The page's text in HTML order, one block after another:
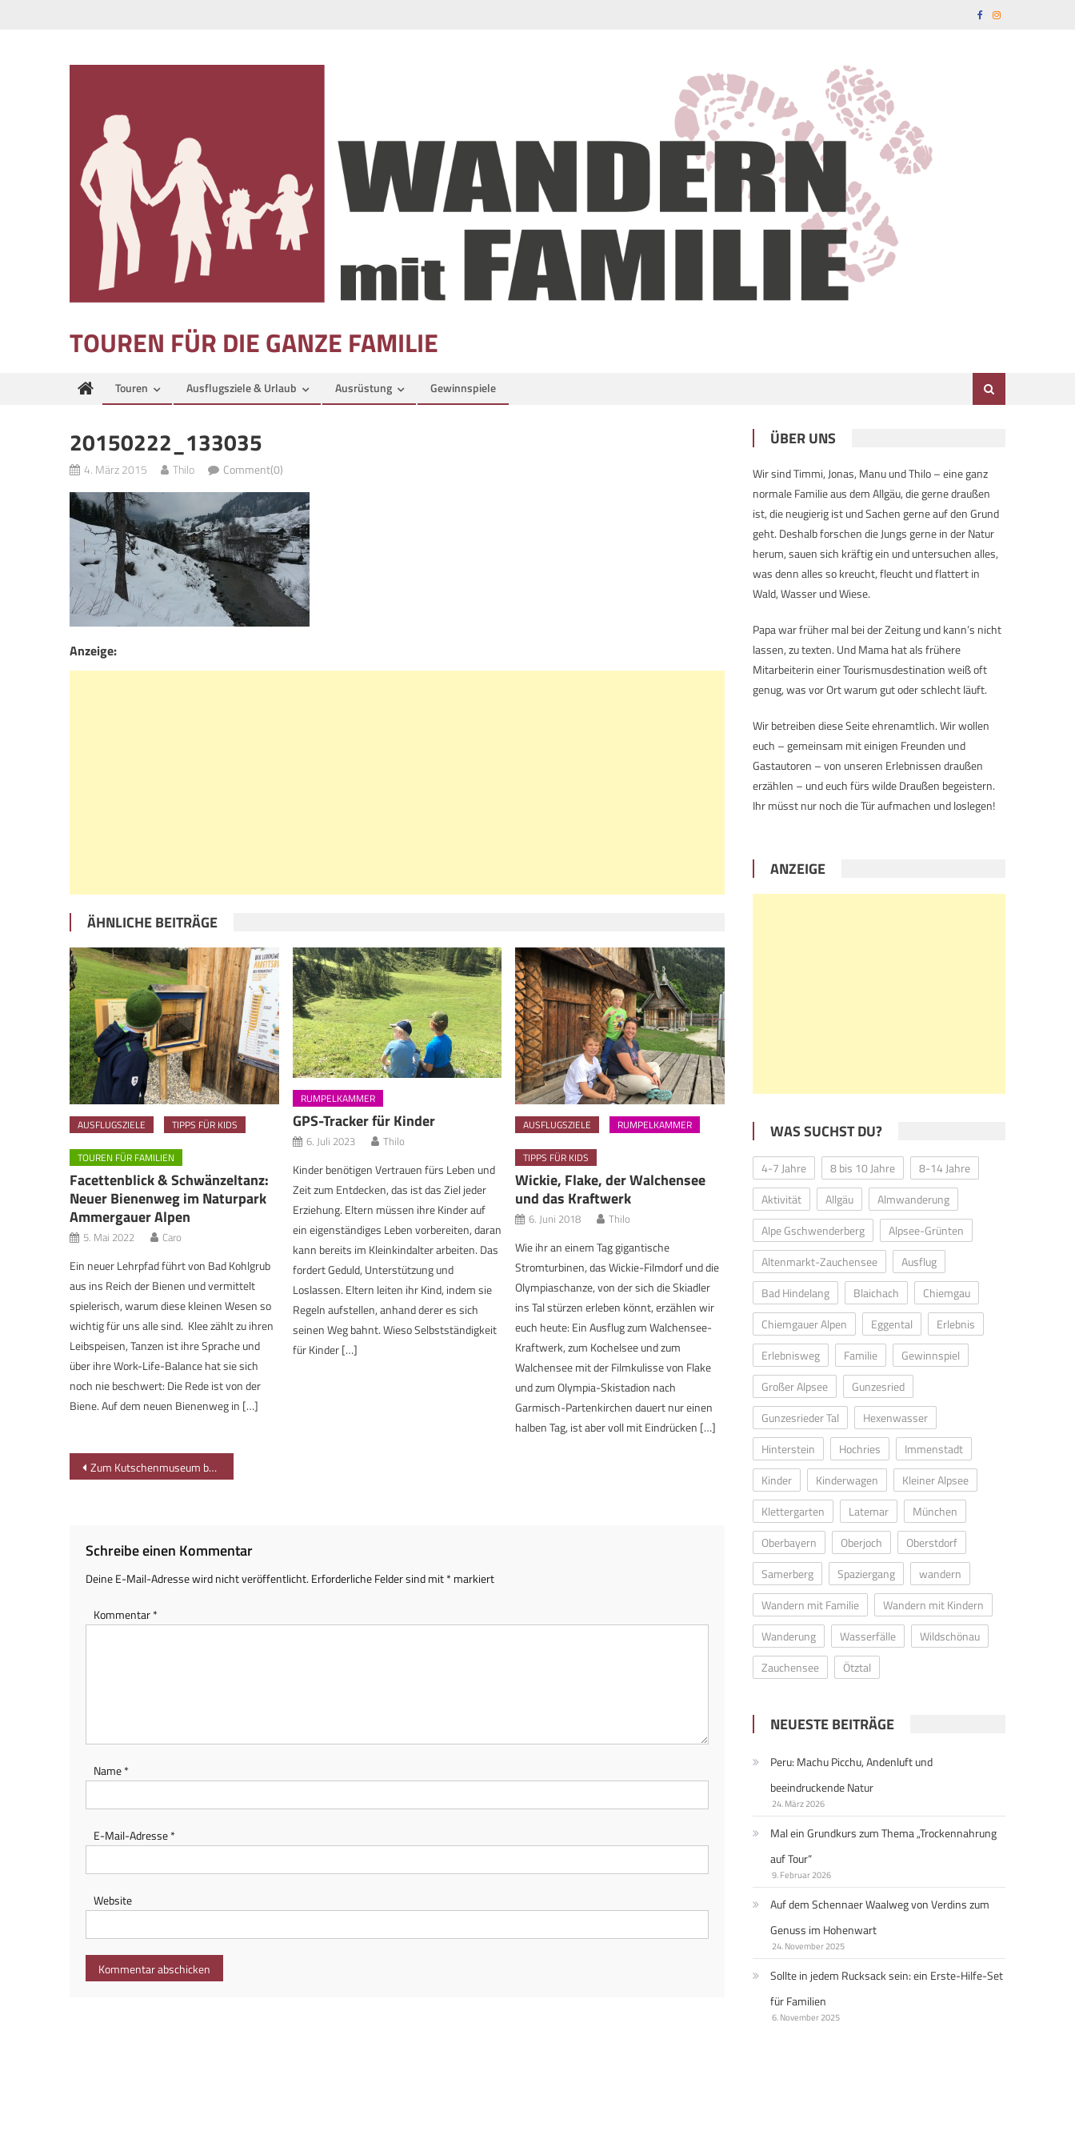
TOUREN FÜR DIE GANZE FAMILIE
Touren Ausflugsziele & Urlaub Ausrüstung Gewinnspiele
20150222_133035
4. März 2015 Thilo Comment(0)
Anzeige:
ÄHNLICHE BEITRÄGE
AUSFLUGSZIELE TIPPS FÜR KIDS
TOUREN FÜR FAMILIEN
Facettenblick & Schwänzeltanz:
Neuer Bienenweg im Naturpark
Ammergauer Alpen
5. Mai 2022 Caro
Ein neuer Lehrpfad führt von Bad Kohlgrub
aus ins Reich der Bienen und vermittelt
spielerisch, warum diese kleinen Wesen so
wichtig für uns alle sind. Klee zählt zu ihren
Leibspeisen, Tanzen ist ihre Sprache und
über ihre Work-Life-Balance hat sie sich
noch nie beschwert: Die Rede ist von der
Biene. Auf dem neuen Bienenweg in […]
RUMPELKAMMER
GPS-Tracker für Kinder
6. Juli 2023 Thilo
Kinder benötigen Vertrauen fürs Leben und
Zeit zum Entdecken, das ist das Ziel jeder
Erziehung. Eltern müssen ihre Kinder auf
ein eigenständiges Leben vorbereiten, daran
kann bereits im Kleinkindalter arbeiten. Das
fordert Geduld, Unterstützung und
Loslassen. Eltern leiten ihr Kind, indem sie
Regeln aufstellen, anhand derer es sich
seinen Weg bahnt. Wieso Selbstständigkeit
für Kinder […]
AUSFLUGSZIELE RUMPELKAMMER
TIPPS FÜR KIDS
Wickie, Flake, der Walchensee
und das Kraftwerk
6. Juni 2018 Thilo
Wie ihr an einem Tag gigantische
Stromturbinen, das Wickie-Filmdorf und die
Olympiaschanze, von der sich die Skiadler
ins Tal stürzen erleben könnt, erzählen wir
euch heute: Ein Ausflug zum Walchensee-
Kraftwerk, zum Kochelsee und zum
Walchensee mit der Filmkulisse von Flake
und zum Olympia-Skistadion nach
Garmisch-Partenkirchen dauert nur einen
halben Tag, ist aber voll mit Eindrücken […]
Beitragsnavigation
Zum Kutschenmuseum bei Hinterstein
Schreibe einen Kommentar
Deine E-Mail-Adresse wird nicht veröffentlicht. Erforderliche Felder sind mit*markiert
Kommentar*
Name*
E-Mail-Adresse*
Website
ÜBER UNS
Wir sind Timmi, Jonas, Manu und Thilo – eine ganz
normale Familie aus dem Allgäu, die gerne draußen
ist, die neugierig ist und Sachen gerne auf den Grund
geht. Deshalb forschen die Jungs gerne in der Natur
herum, sauen sich kräftig ein und untersuchen alles,
was denn alles so kreucht, fleucht und flattert in
Wald, Wasser und Wiese.
Papa war früher mal bei der Zeitung und kann’s nicht
lassen, zu texten. Und Mama hat als frühere
Mitarbeiterin einer Tourismusdestination weiß oft
genug, was vor Ort warum gut oder schlecht läuft.
Wir betreiben diese Seite ehrenamtlich. Wir wollen
euch – gemeinsam mit einigen Freunden und
Gastautoren – von unseren Erlebnissen draußen
erzählen – und euch fürs wilde Draußen begeistern.
Ihr müsst nur noch die Tür aufmachen und loslegen!
ANZEIGE
WAS SUCHST DU?
4-7 Jahre 8 bis 10 Jahre
8-14 Jahre
Aktivität
Allgäu
Almwanderung
Alpe Gschwenderberg
Alpsee-Grünten
Altenmarkt-Zauchensee
Ausflug
Bad Hindelang
Blaichach
Chiemgau
Chiemgauer Alpen
Eggental
Erlebnis
Erlebnisweg
Familie
Gewinnspiel
Großer Alpsee
Gunzesried
Gunzesrieder Tal
Hexenwasser
Hinterstein
Hochries
Immenstadt
Kinder
Kinderwagen
Kleiner Alpsee
Klettergarten
Latemar
München
Oberbayern
Oberjoch
Oberstdorf
Samerberg
Spaziergang
wandern
Wandern mit Familie
Wandern mit Kindern
Wanderung
Wasserfälle
Wildschönau
Zauchensee
Ötztal
NEUESTE BEITRÄGE
Peru: Machu Picchu, Andenluft und
beeindruckende Natur
24. März 2026
Mal ein Grundkurs zum Thema „Trockennahrung
auf Tour“
9. Februar 2026
Auf dem Schennaer Waalweg von Verdins zum
Genuss im Hohenwart
24. November 2025
Sollte in jedem Rucksack sein: ein Erste-Hilfe-Set
für Familien
6. November 2025